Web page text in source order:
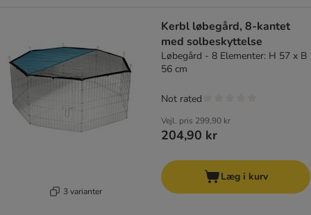
3 varianter
Kerbl løbegård, 8-kantet
med solbeskyttelse
Løbegård - 8 Elementer: H 57 x B
56 cm
Vejl. pris 299,90 kr
204,90 kr
Not rated
Læg i kurv